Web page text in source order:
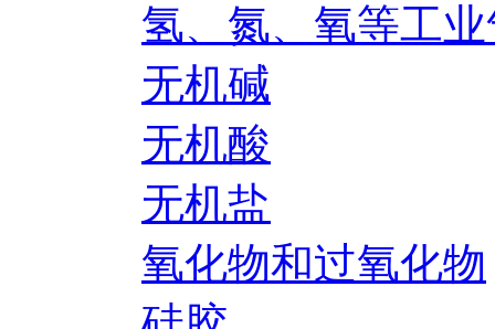
氢、氮、氧等工
无机碱
无机酸
无机盐
氧化物和过氧化物